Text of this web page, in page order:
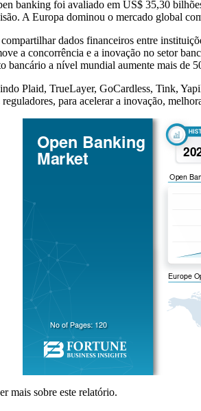
banking foi avaliado em US$ 35,30
A Europa dominou o mercado global
dados financeiros entre
a concorrência e a inovação no setor
bancário a nível mundial aumente mais
Plaid, TrueLayer, GoCardless, Tink,
para acelerar a inovação,
mais sobre este relatório.